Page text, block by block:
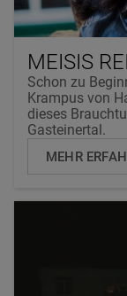
MEISIS
Schon zu
Krampus von
dieses
Gasteinertal.
MEHR